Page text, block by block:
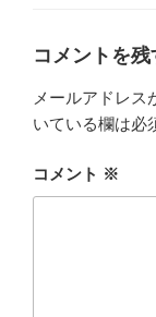
コメントを残
メールアドレス
いている欄は必
コメント ※